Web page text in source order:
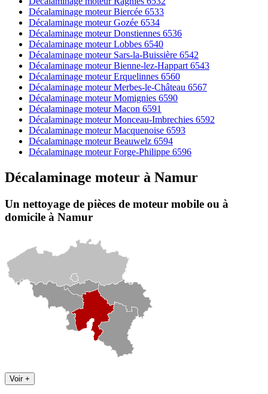
Décalaminage moteur Biercée 6533
Décalaminage moteur Gozée 6534
Décalaminage moteur Donstiennes 6536
Décalaminage moteur Lobbes 6540
Décalaminage moteur Sars-la-Buissière 6542
Décalaminage moteur Bienne-lez-Happart 6543
Décalaminage moteur Erquelinnes 6560
Décalaminage moteur Merbes-le-Château 6567
Décalaminage moteur Momignies 6590
Décalaminage moteur Macon 6591
Décalaminage moteur Monceau-Imbrechies 6592
Décalaminage moteur Macquenoise 6593
Décalaminage moteur Beauwelz 6594
Décalaminage moteur Forge-Philippe 6596
Décalaminage moteur à Namur
Un nettoyage de pièces de moteur mobile ou à
domicile à Namur
Voir +